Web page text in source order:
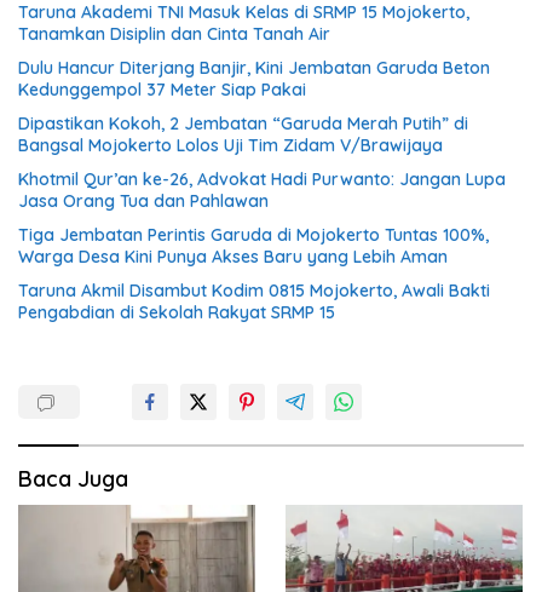
Taruna Akademi TNI Masuk Kelas di SRMP 15 Mojokerto,
Tanamkan Disiplin dan Cinta Tanah Air
Dulu Hancur Diterjang Banjir, Kini Jembatan Garuda Beton
Kedunggempol 37 Meter Siap Pakai
Dipastikan Kokoh, 2 Jembatan “Garuda Merah Putih” di
Bangsal Mojokerto Lolos Uji Tim Zidam V/Brawijaya
Khotmil Qur’an ke-26, Advokat Hadi Purwanto: Jangan Lupa
Jasa Orang Tua dan Pahlawan
Tiga Jembatan Perintis Garuda di Mojokerto Tuntas 100%,
Warga Desa Kini Punya Akses Baru yang Lebih Aman
Taruna Akmil Disambut Kodim 0815 Mojokerto, Awali Bakti
Pengabdian di Sekolah Rakyat SRMP 15
Baca Juga